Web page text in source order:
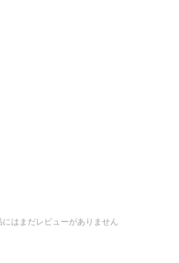
にはまだレビューがありません